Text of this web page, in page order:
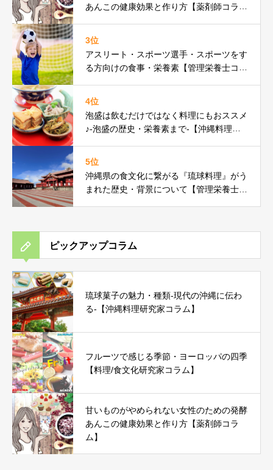
あんこの健康効果と作り方【薬剤師コラ
3位
アスリート・スポーツ選手・スポーツをす
る方向けの食事・栄養素【管理栄養士コラ
4位
泡盛は飲むだけではなく料理にもおススメ
♪-泡盛の歴史・栄養素まで-【沖縄料理研
5位
沖縄県の食文化に繋がる『琉球料理』がう
まれた歴史・背景について【管理栄養士コ
ピックアップコラム
琉球菓子の魅力・種類-現代の沖縄に伝わ
る-【沖縄料理研究家コラム】
フルーツで感じる季節・ヨーロッパの四季
【料理/食文化研究家コラム】
甘いものがやめられない女性のための発酵
あんこの健康効果と作り方【薬剤師コラ
ム】